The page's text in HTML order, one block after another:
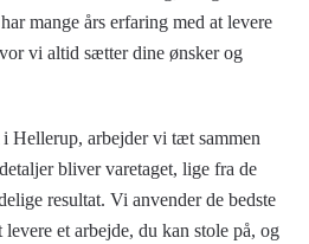
mange års erfaring med at levere
vi altid sætter dine ønsker og
Hellerup, arbejder vi tæt sammen
bliver varetaget, lige fra de
resultat. Vi anvender de bedste
et arbejde, du kan stole på, og